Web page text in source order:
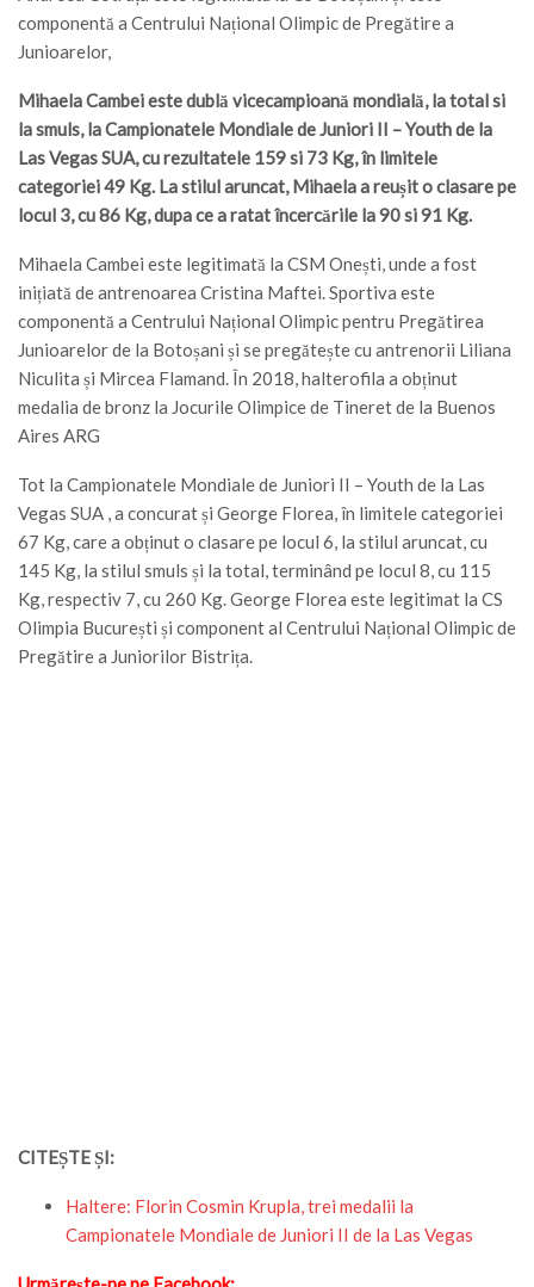
componentă a Centrului Național Olimpic de Pregătire a
Junioarelor,
Mihaela Cambei este dublă vicecampioană mondială, la total si
la smuls, la Campionatele Mondiale de Juniori II – Youth de la
Las Vegas SUA, cu rezultatele 159 si 73 Kg, în limitele
categoriei 49 Kg. La stilul aruncat, Mihaela a reușit o clasare pe
locul 3, cu 86 Kg, dupa ce a ratat încercările la 90 si 91 Kg.
Mihaela Cambei este legitimată la CSM Onești, unde a fost
inițiată de antrenoarea Cristina Maftei. Sportiva este
componentă a Centrului Național Olimpic pentru Pregătirea
Junioarelor de la Botoșani și se pregătește cu antrenorii Liliana
Niculita și Mircea Flamand. În 2018, halterofila a obținut
medalia de bronz la Jocurile Olimpice de Tineret de la Buenos
Aires ARG
Tot la Campionatele Mondiale de Juniori II – Youth de la Las
Vegas SUA , a concurat și George Florea, în limitele categoriei
67 Kg, care a obținut o clasare pe locul 6, la stilul aruncat, cu
145 Kg, la stilul smuls și la total, terminând pe locul 8, cu 115
Kg, respectiv 7, cu 260 Kg. George Florea este legitimat la CS
Olimpia București și component al Centrului Național Olimpic de
Pregătire a Juniorilor Bistrița.
CITEȘTE ȘI:
Haltere: Florin Cosmin Krupla, trei medalii la
Campionatele Mondiale de Juniori II de la Las Vegas